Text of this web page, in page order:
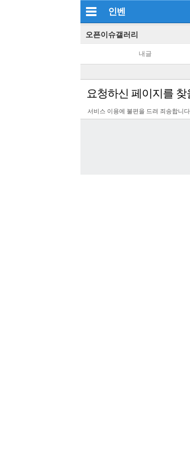
인벤
오픈이슈갤러리
내글
요청하신 페이지를
서비스 이용에 불편을 드려 죄송합니